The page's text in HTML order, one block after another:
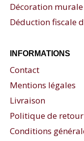
Décoration
Déduction fiscale
INFORMATIONS
Contact
Mentions légales
Livraison
Politique de retour
Conditions